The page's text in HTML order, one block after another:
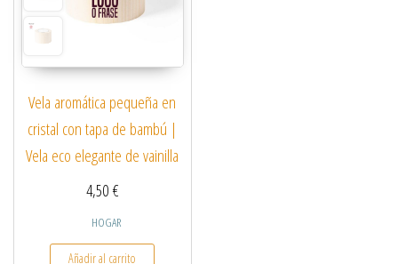
Vela aromática pequeña en
cristal con tapa de bambú |
Vela eco elegante de vainilla
4,50€
HOGAR
Añadir al carrito